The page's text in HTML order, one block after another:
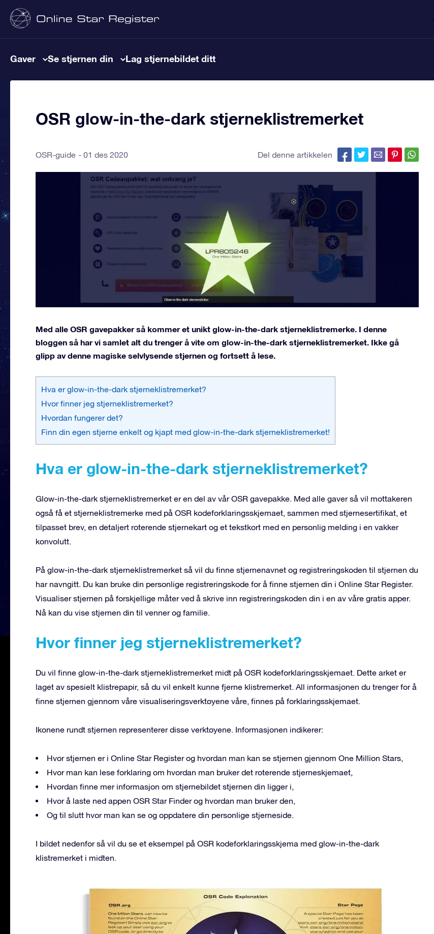
Gaver Se stjernen din Lag stjernebildet ditt
OSR glow-in-the-dark stjerneklistremerket
OSR-guide 01 des 2020 Del denne artikkelen
Med alle OSR gavepakker så kommer et unikt glow-in-the-dark stjerneklistremerke. I denne
bloggen så har vi samlet alt du trenger å vite om glow-in-the-dark stjerneklistremerket. Ikke gå
glipp av denne magiske selvlysende stjernen og fortsett å lese.
Hva er glow-in-the-dark stjerneklistremerket?
Hvor finner jeg stjerneklistremerket?
Hvordan fungerer det?
Finn din egen stjerne enkelt og kjapt med glow-in-the-dark stjerneklistremerket!
Hva er glow-in-the-dark stjerneklistremerket?
Glow-in-the-dark stjerneklistremerket er en del av vår OSR gavepakke. Med alle gaver så vil mottakeren
også få et stjerneklistremerke med på OSR kodeforklaringsskjemaet, sammen med stjernesertifikat, et
tilpasset brev, en detaljert roterende stjernekart og et tekstkort med en personlig melding i en vakker
konvolutt.
På glow-in-the-dark stjerneklistremerket så vil du finne stjernenavnet og registreringskoden til stjernen du
har navngitt. Du kan bruke din personlige registreringskode for å finne stjernen din i Online Star Register.
Visualiser stjernen på forskjellige måter ved å skrive inn registreringskoden din i en av våre gratis apper.
Nå kan du vise stjernen din til venner og familie.
Hvor finner jeg stjerneklistremerket?
Du vil finne glow-in-the-dark stjerneklistremerket midt på OSR kodeforklaringsskjemaet. Dette arket er
laget av spesielt klistrepapir, så du vil enkelt kunne fjerne klistremerket. All informasjonen du trenger for å
finne stjernen gjennom våre visualiseringsverktøyene våre, finnes på forklaringsskjemaet.
Ikonene rundt stjernen representerer disse verktøyene. Informasjonen indikerer:
Hvor stjernen er i Online Star Register og hvordan man kan se stjernen gjennom One Million Stars,
Hvor man kan lese forklaring om hvordan man bruker det roterende stjerneskjemaet,
Hvordan finne mer informasjon om stjernebildet stjernen din ligger i,
Hvor å laste ned appen OSR Star Finder og hvordan man bruker den,
Og til slutt hvor man kan se og oppdatere din personlige stjerneside.
I bildet nedenfor så vil du se et eksempel på OSR kodeforklaringsskjema med glow-in-the-dark
klistremerket i midten.